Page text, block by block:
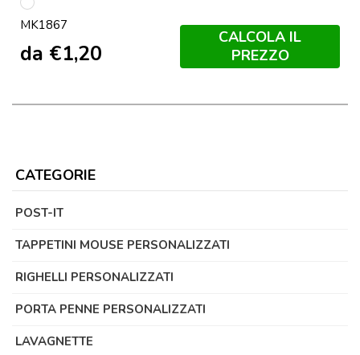
CATEGORIE
POST-IT
TAPPETINI MOUSE PERSONALIZZATI
RIGHELLI PERSONALIZZATI
PORTA PENNE PERSONALIZZATI
LAVAGNETTE
S/C
MK1867
da €1,20
CALCOLA IL
PREZZO